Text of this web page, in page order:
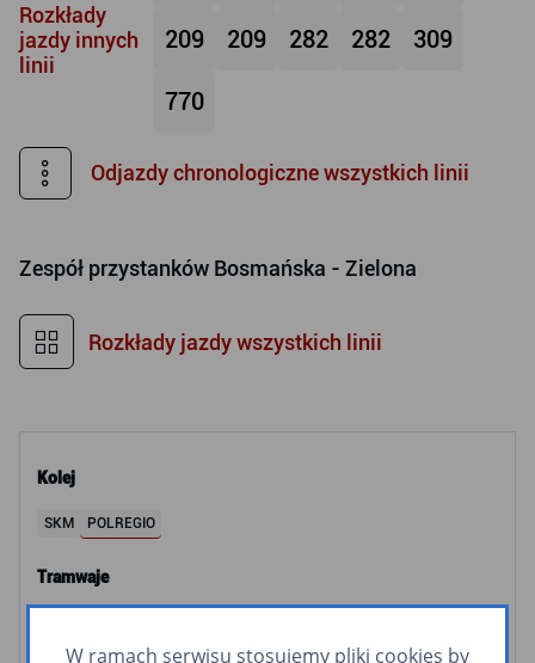
Kolej
SKM POLREGIO
Tramwaje
Rozkłady
jazdy innych
linii
209 209 282 282 309
770
Odjazdy chronologiczne wszystkich linii
Zespół przystanków Bosmańska - Zielona
Rozkłady jazdy wszystkich linii
W ramach serwisu stosujemy pliki cookies by